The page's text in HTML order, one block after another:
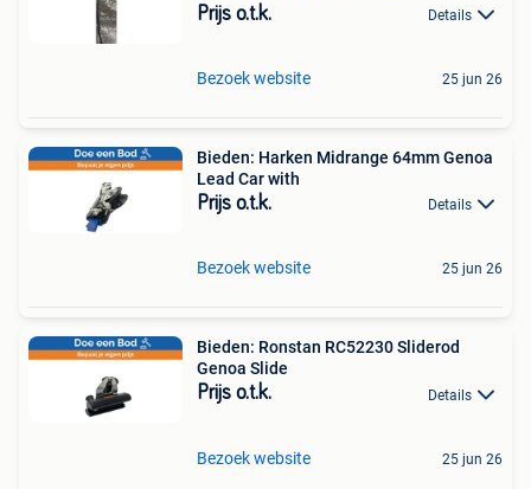
Prijs o.t.k. Details
Bezoek website 25 jun 26
Bieden: Harken Midrange 64mm Genoa
Lead Car with
Prijs o.t.k. Details
Bezoek website 25 jun 26
Bieden: Ronstan RC52230 Sliderod
Genoa Slide
Prijs o.t.k. Details
Bezoek website 25 jun 26